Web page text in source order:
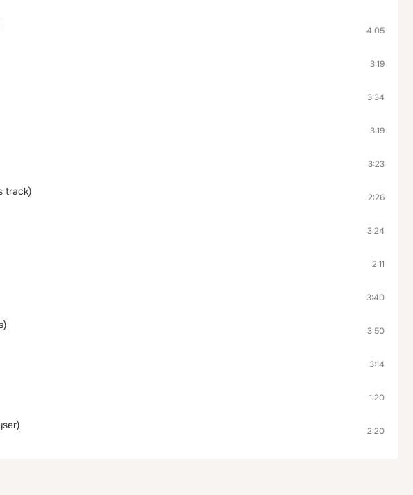
4:05
3:19
3:34
3:19
3:23
track) 2:26
3:24
2:11
3:40
3:50
3:14
1:20
2:20